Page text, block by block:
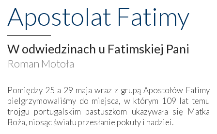
Apostolat Fatimy
W odwiedzinach u Fatimskiej Pani
Roman Motoła
Pomiędzy 25 a 29 maja wraz z grupą Apostołów Fatimy
pielgrzymowaliśmy do miejsca, w którym 109 lat temu
trojgu portugalskim pastuszkom ukazywała się Matka
Boża, niosąc światu przesłanie pokuty i nadziei.